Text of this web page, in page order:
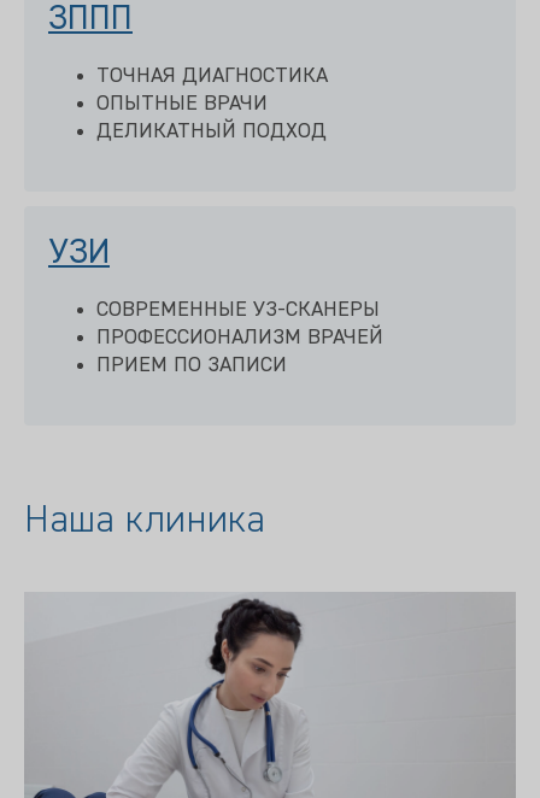
ЗППП
ТОЧНАЯ ДИАГНОСТИКА
ОПЫТНЫЕ ВРАЧИ
ДЕЛИКАТНЫЙ ПОДХОД
УЗИ
СОВРЕМЕННЫЕ УЗ-СКАНЕРЫ
ПРОФЕССИОНАЛИЗМ ВРАЧЕЙ
ПРИЕМ ПО ЗАПИСИ
Наша клиника